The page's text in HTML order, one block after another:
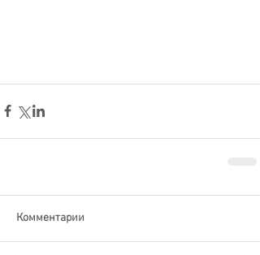
Комментарии